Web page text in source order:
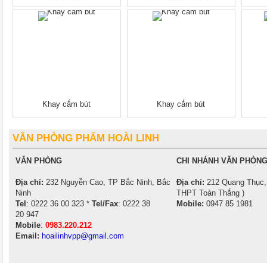
Khay cắm bút Khay cắm bút
VĂN PHÒNG PHẨM HOÀI LINH
VĂN PHÒNG
Địa chỉ: 232 Nguyễn Cao, TP Bắc Ninh, Bắc
Ninh
Tel : 0222 36 00 323 * Tel/Fax: 0222 38
20 947
Mobile: 0983.220.212
Email: hoailinhvpp@gmail.com
CHI NHÁNH VĂN
Địa chỉ: 212 Quang
THPT Toàn Thắng )
Mobile: 0947 85 1981